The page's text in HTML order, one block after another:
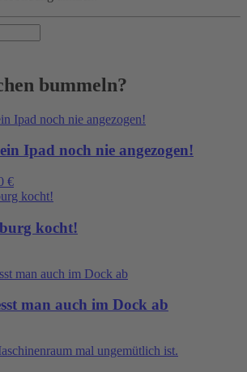
bummeln?
Ipad noch nie angezogen!
€
kocht!
man auch im Dock ab